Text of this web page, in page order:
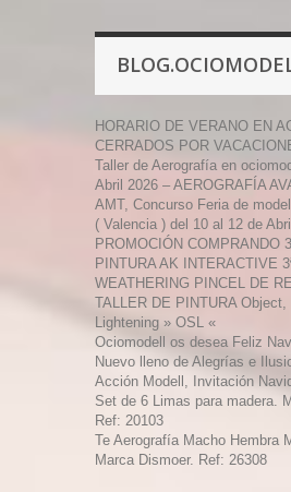
HORARIO DE VERANO EN
CERRADOS POR
Taller de Aerografía en
Abril 2026 – AEROGRAFÍA
AMT, Concurso Feria de
( Valencia ) del 10 al 12 de
PROMOCIÓN COMPRANDO
PINTURA AK INTERACTIVE
WEATHERING PINCEL DE
TALLER DE PINTURA Object,
Lightening » OSL «
Ociomodell os desea Feliz
Nuevo lleno de Alegrías e
Acción Modell, Invitación
Set de 6 Limas para madera.
Ref: 20103
Te Aerografía Macho Hembra
Marca Dismoer. Ref: 26308